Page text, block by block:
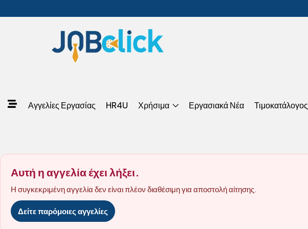
Αγγελίες Εργασίας HR4U Χρήσιμα Εργασιακά Νέα Τιμοκατάλογος
Αυτή η αγγελία έχει λήξει.
Η συγκεκριμένη αγγελία δεν είναι πλέον διαθέσιμη για αποστολή αίτησης.
Δείτε παρόμοιες αγγελίες